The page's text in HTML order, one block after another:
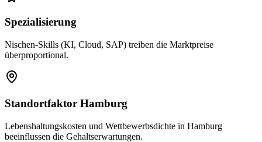
Spezialisierung
Nischen-Skills (KI, Cloud, SAP) treiben die Marktpreise
überproportional.
Standortfaktor Hamburg
Lebenshaltungskosten und Wettbewerbsdichte in Hamburg
beeinflussen die Gehaltserwartungen.